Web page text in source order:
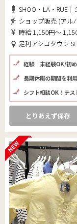
SHOO・LA・RUE
ショップ販売 (アル
時給 1,150円～
足利アシコタウン SHOO
経験｜未経験OK/初
長期休暇の期間を利
シフト相談OK！テ
とりあえず保存